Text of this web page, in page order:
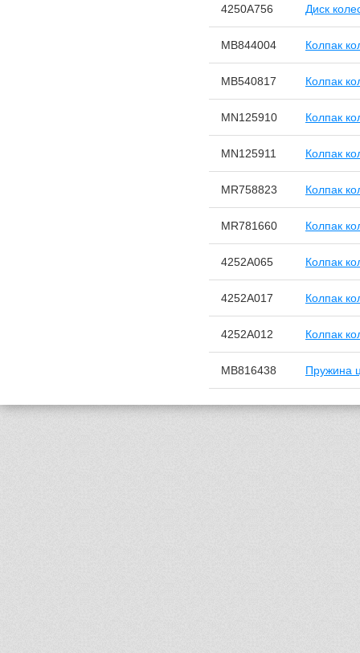
4250A756 Диск
MB844004 Колпак
MB540817 Колпак
MN125910 Колпак
MN125911 Колпак
MR758823 Колпак
MR781660 Колпак
4252A065 Колпак
4252A017 Колпак
4252A012 Колпак
MB816438 Пружина